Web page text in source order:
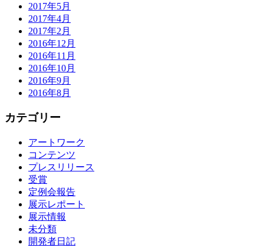
2017年5月
2017年4月
2017年2月
2016年12月
2016年11月
2016年10月
2016年9月
2016年8月
カテゴリー
アートワーク
コンテンツ
プレスリリース
受賞
定例会報告
展示レポート
展示情報
未分類
開発者日記